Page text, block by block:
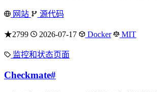
网站 源代码
★2799 2026-07-17 Docker MIT
监控和状态页面
Checkmate#